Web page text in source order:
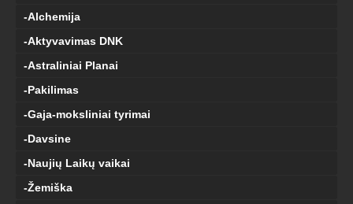
-Alchemija
-Aktyvavimas DNK
-Astraliniai Planai
-Pakilimas
-Gaja-moksliniai tyrimai
-Davsine
-Naujių Laikų vaikai
-Žemiška